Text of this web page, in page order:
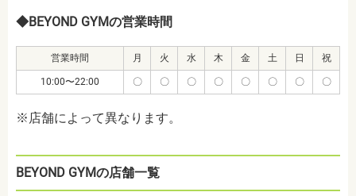
◆BEYOND GYMの営業時間
営業時間 月 火 水 木 金 土 日 祝
10:00〜22:00 〇 〇 〇 〇 〇 〇 〇 〇
※店舗によって異なります。
BEYOND GYMの店舗一覧